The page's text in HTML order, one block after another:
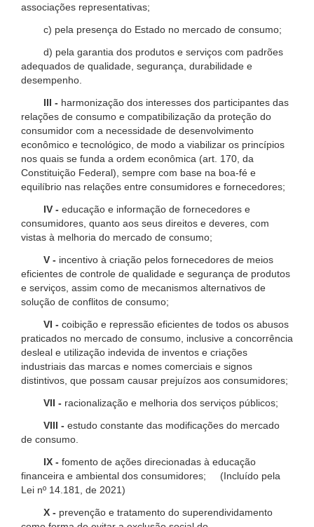
associações representativas;
c) pela presença do Estado no mercado de consumo;
d) pela garantia dos produtos e serviços com padrões
adequados de qualidade, segurança, durabilidade e
desempenho.
III - harmonização dos interesses dos participantes das
relações de consumo e compatibilização da proteção do
consumidor com a necessidade de desenvolvimento
econômico e tecnológico, de modo a viabilizar os princípios
nos quais se funda a ordem econômica (art. 170, da
Constituição Federal), sempre com base na boa-fé e
equilíbrio nas relações entre consumidores e fornecedores;
IV - educação e informação de fornecedores e
consumidores, quanto aos seus direitos e deveres, com
vistas à melhoria do mercado de consumo;
V - incentivo à criação pelos fornecedores de meios
eficientes de controle de qualidade e segurança de produtos
e serviços, assim como de mecanismos alternativos de
solução de conflitos de consumo;
VI - coibição e repressão eficientes de todos os abusos
praticados no mercado de consumo, inclusive a concorrência
desleal e utilização indevida de inventos e criações
industriais das marcas e nomes comerciais e signos
distintivos, que possam causar prejuízos aos consumidores;
VII - racionalização e melhoria dos serviços públicos;
VIII - estudo constante das modificações do mercado
de consumo.
IX - fomento de ações direcionadas à educação
financeira e ambiental dos consumidores; (Incluído pela
Lei nº 14.181, de 2021)
X - prevenção e tratamento do superendividamento